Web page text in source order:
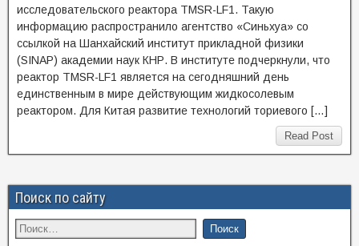
исследовательского реактора TMSR-LF1. Такую
информацию распространило агентство «Синьхуа» со
ссылкой на Шанхайский институт прикладной физики
(SINAP) академии наук КНР. В институте подчеркнули, что
реактор TMSR-LF1 является на сегодняшний день
единственным в мире действующим жидкосолевым
реактором. Для Китая развитие технологий ториевого […]
Read Post
Поиск по сайту